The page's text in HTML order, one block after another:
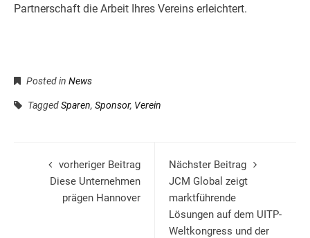
Partnerschaft die Arbeit Ihres Vereins erleichtert.
Posted in News
TaggedSparen, Sponsor, Verein
vorheriger Beitrag
Diese Unternehmen
prägen Hannover
Nächster Beitrag
JCM Global zeigt
marktführende
Lösungen auf dem UITP-
Weltkongress und der